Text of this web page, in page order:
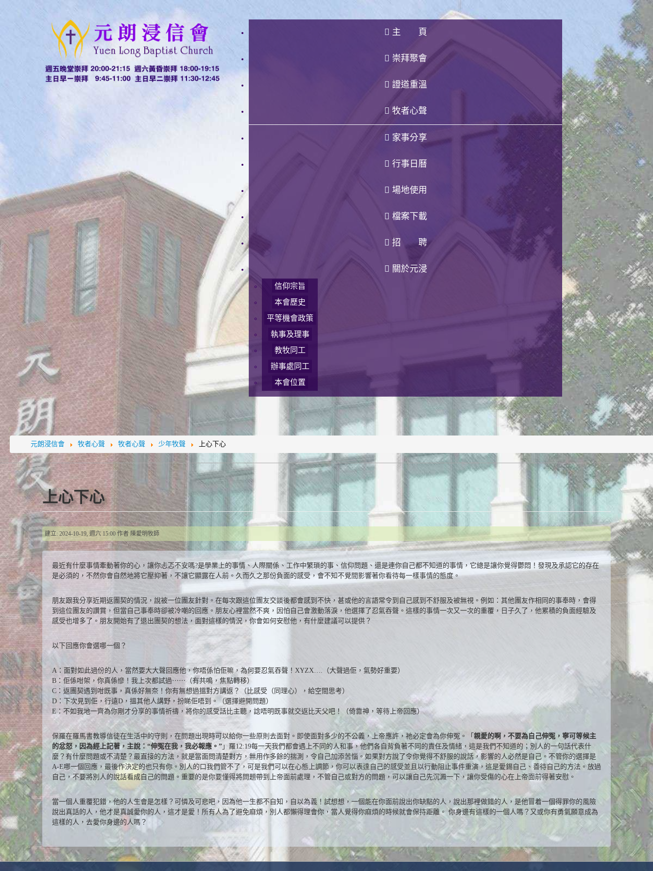
主 頁
崇拜聚會
證道重溫
牧者心聲
家事分享
行事日曆
場地使用
檔案下載
招 聘
關於元浸
信仰宗旨
本會歷史
平等機會政策
執事及理事
教牧同工
辦事處同工
本會位置
元朗浸信會 牧者心聲 牧者心聲 少年牧聲 上心下心
上心下心
建立: 2024-10-19, 週六 15:00 作者 陳愛明牧師
最近有什麼事情牽動著你的心，讓你忐忑不安嗎?是學業上的事情、人際關係、工作中繁瑣的事、信仰問題、還是連你自己都不知道的事情，它總是讓你覺得鬱悶！發現及承認它的存在
是必須的，不然你會自然地將它壓抑著，不讓它顯露在人前。久而久之那份負面的感受，會不知不覺間影響著你看待每一樣事情的態度。
朋友跟我分享近期返團契的情況，說被一位團友針對。在每次跟這位團友交談後都會感到不快，甚或他的言語常令到自己感到不舒服及被無視。例如：其他團友作相同的事奉時，會得
到這位團友的讚賞，但當自己事奉時卻被冷嘲的回應。朋友心裡當然不爽，因怕自己會激動落淚，他選擇了忍氣吞聲。這樣的事情一次又一次的重覆，日子久了，他累積的負面經驗及
感受也增多了。朋友開始有了退出團契的想法，面對這樣的情況，你會如何安慰他，有什麼建議可以提供？
以下回應你會選哪一個？
A：面對如此過份的人，當然要大大聲回應他，你唔係怕佢嘛，為何要忍氣吞聲！XYZX….（大聲過佢，氣勢好重要）
B：佢係咁架，你真係慘！我上次都試過⋯⋯（有共鳴，焦點轉移）
C：返團契遇到咁既事，真係好無奈！你有無想過搵對方講返？（比感受（同理心），給空間思考）
D：下次見到佢，行遠D，搵其他人講野，扮睇佢唔到。（選擇避開問題）
E：不如我地一齊為你剛才分享的事情祈禱，將你的感受話比主聽，諗唔明既事就交返比天父吧！（倚靠神，等待上帝回應）
保羅在羅馬書教導信徒在生活中的守則，在問題出現時可以給你一些原則去面對。即使面對多少的不公義，上帝應許，祂必定會為你伸冤。「 親愛的啊，不要為自己伸冤，寧可等候主
的忿怒，因為經上記著，主說：“伸冤在我，我必報應。” 」羅12:19每一天我們都會遇上不同的人和事，他們各自背負著不同的責任及情緒，這是我們不知道的；別人的一句話代表什
麼？有什麼問題或不清楚？最直接的方法，就是當面問清楚對方，無用作多餘的揣測，令自己加添苦惱。如果對方說了令你覺得不舒服的說話，影響的人必然是自己。不管你的選擇是
A-E哪一個回應，最後作決定的也只有你。別人的口我們管不了，可是我們可以在心態上調節，你可以表達自己的感受並且以行動阻止事件重演，這是愛錫自己、善待自己的方法。放過
自己，不要將別人的說話看成自己的問題。重要的是你要懂得將問題帶到上帝面前處理，不管自己或對方的問題，可以讓自己先沉澱一下，讓你受傷的心在上帝面前得著安慰。
當一個人重覆犯錯，他的人生會是怎樣？可憐及可悲吧，因為他一生都不自知，自以為義！試想想，一個能在你面前說出你缺點的人，說出那裡做錯的人，是他冒着一個得罪你的風險
說出真話的人，他才是真誠愛你的人，這才是愛！所有人為了避免麻煩，別人都懶得理會你，當人覺得你麻煩的時候就會保持距離。 你身邊有這樣的一個人嗎？又或你有勇氣願意成為
這樣的人，去愛你身邊的人嗎？